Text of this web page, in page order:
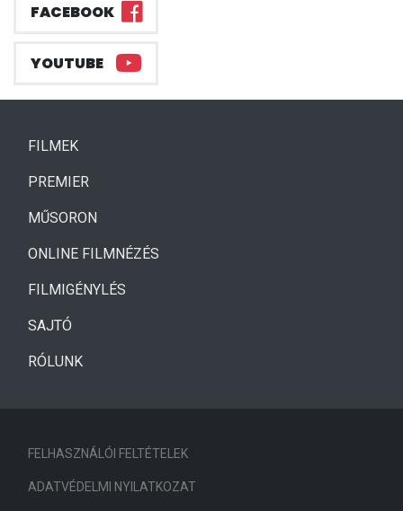
FACEBOOK
YOUTUBE
FILMEK(CURRENT)
PREMIER
MŰSORON
ONLINE FILMNÉZÉS
FILMIGÉNYLÉS
SAJTÓ
RÓLUNK
FELHASZNÁLÓI FELTÉTELEK
ADATVÉDELMI NYILATKOZAT